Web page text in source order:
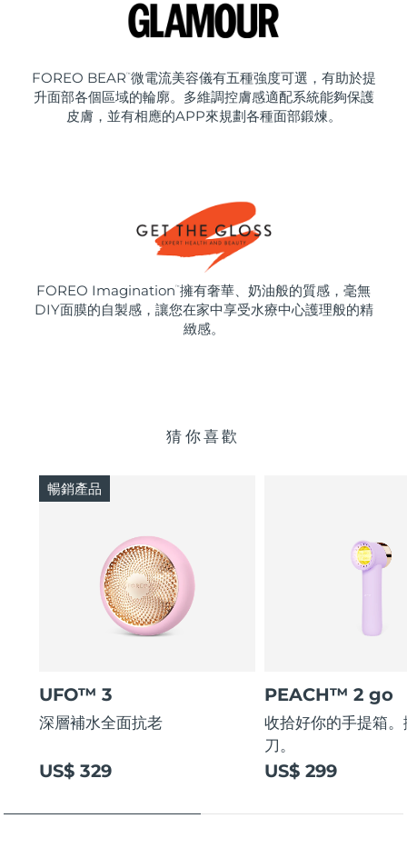
FOREO BEAR ™ 微電流美容儀有五種強度可選，有助於提
升面部各個區域的輪廓。多維調控膚感適配系統能夠保護
皮膚，並有相應的APP來規劃各種面部鍛煉。
FOREO Imagination ™ 擁有奢華、奶油般的質感，毫無
DIY面膜的自製感，讓您在家中享受水療中心護理般的精
緻感。
猜你喜歡
UFO™ 3
深層補水全面抗老
US$ 329
暢銷產品
PEACH™ 2 go
收拾好你的手提箱
刀。
US$ 299